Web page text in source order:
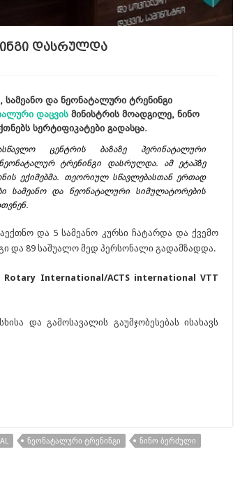
დასრულდა
და ნეონატალური ტრენინგი
დაცვის მინისტრის მოადგილე, ნინო
სერტიფიკატები გადასცა.
ცენტრის ბაზაზე პერინატალური
ტრენინგი დასრულდა. ამ ეტაპზე
ექიმებმა. თეორიულ სწავლებასთან ერთად
სამეანო და ნეონატალური სიმულატორების
და 5 სამეანო კურსი ჩატარდა და ქვემო
და 89 საშუალო მედ პერსონალი გადამზადდა.
Rotary International/ACTS international VTT
და გამოსავალის გაუმჯობესებას ისახავს
ᲜᲔᲝᲜᲐᲢᲐᲚᲣᲠᲘ ᲢᲠᲔᲜᲘᲜᲒᲘ
ᲜᲘᲜᲝ ᲑᲔᲠᲫᲣᲚᲘ